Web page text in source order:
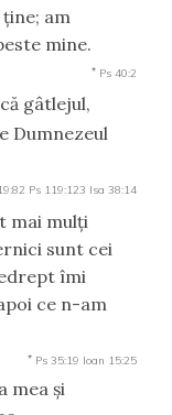
am
mine.
* Ps 40:2
gâtlejul,
Dumnezeul
Ps 119:123 Isa 38:14
mai mulţi
sunt cei
îmi
ce n-am
* Ps 35:19 Ioan 15:25
mea şi